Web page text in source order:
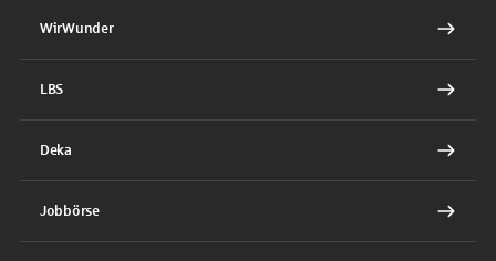
WirWunder
LBS
Deka
Jobbörse